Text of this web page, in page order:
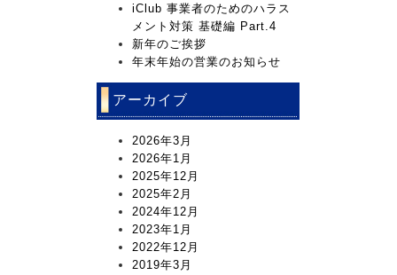
iClub 事業者のためのハラス
メント対策 基礎編 Part.4
新年のご挨拶
年末年始の営業のお知らせ
アーカイブ
2026年3月
2026年1月
2025年12月
2025年2月
2024年12月
2023年1月
2022年12月
2019年3月